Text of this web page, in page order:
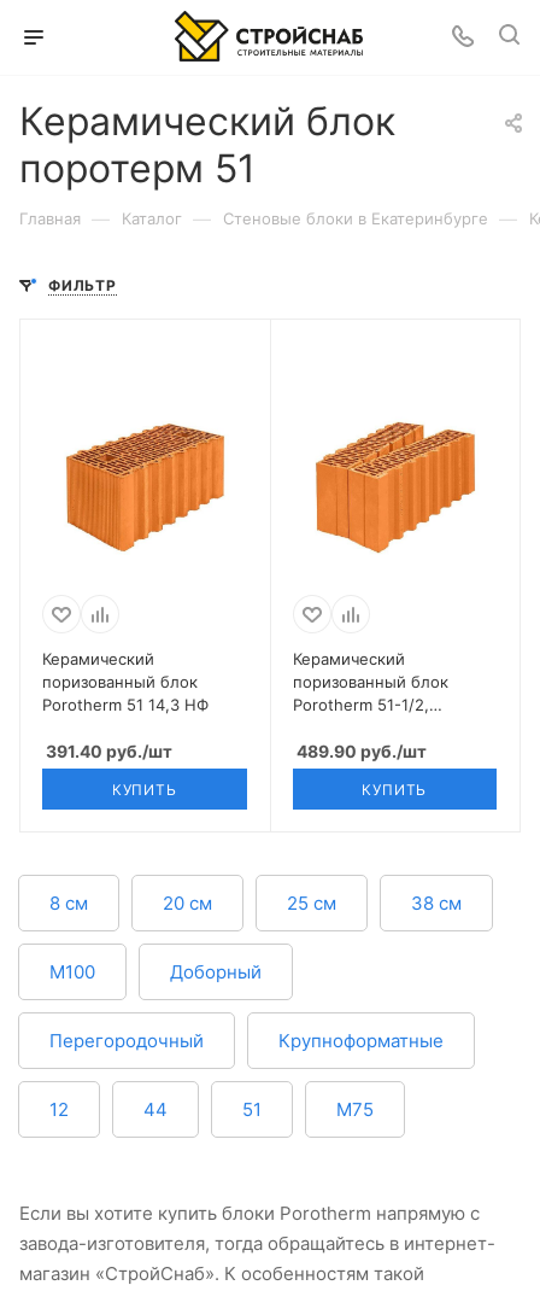
Керамический блок
поротерм 51
Главная — Каталог — Cтеновые блоки в Екатеринбурге —
ФИЛЬТР
Керамический
поризованный блок
Porotherm 51 14,3 НФ
391.40 руб./шт
КУПИТЬ
Керамический
поризованный блок
Porotherm 51-1/2,
489.90 руб./шт
КУПИТЬ
8 см 20 см 25 см 38 см
М100 Доборный
Перегородочный Крупноформатные
12 44 51 M75
Если вы хотите купить блоки Porotherm напрямую с
завода-изготовителя, тогда обращайтесь в интернет-
магазин «СтройСнаб». К особенностям такой